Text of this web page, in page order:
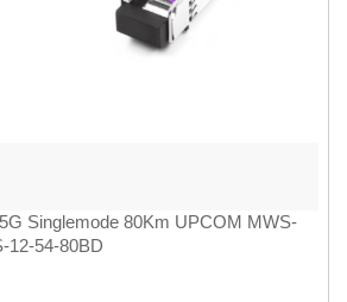
Singlemode 80Km UPCOM MWS-
12-54-80BD